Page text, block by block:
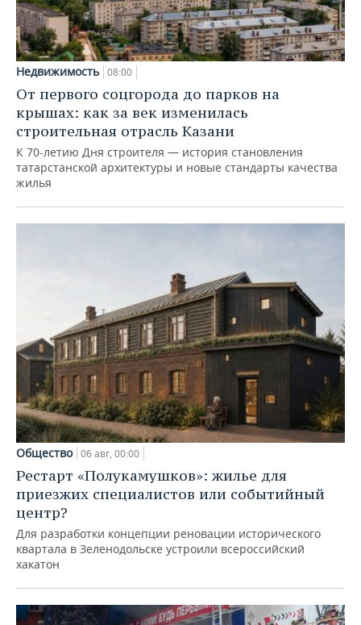
Недвижимость 08:00
От первого соцгорода до парков на
крышах: как за век изменилась
строительная отрасль Казани
К 70-летию Дня строителя — история становления
татарстанской архитектуры и новые стандарты качества
жилья
Общество 06 авг, 00:00
Рестарт «Полукамушков»: жилье для
приезжих специалистов или событийный
центр?
Для разработки концепции реновации исторического
квартала в Зеленодольске устроили всероссийский
хакатон